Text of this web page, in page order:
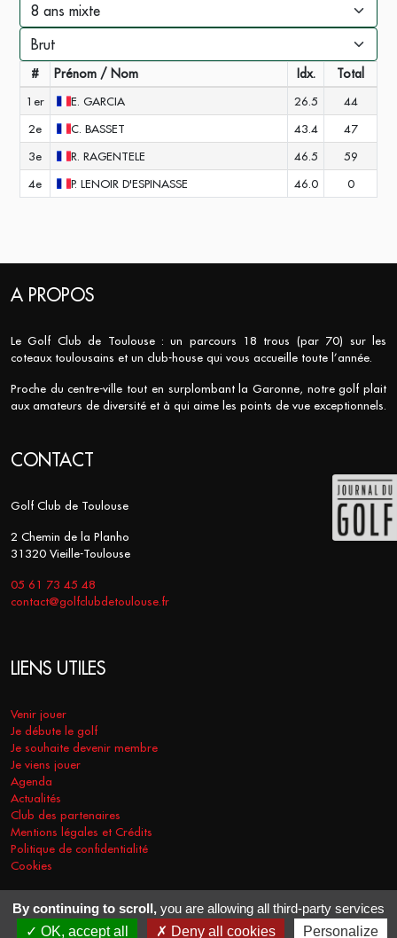
# Prénom / Nom Idx. Total
1er E. GARCIA 26.5
44
2e
C. BASSET 43.4
47
3e
R. RAGENTELE 46.5
59
4e
P. LENOIR D'ESPINASSE 46.0 0
A PROPOS
Le Golf Club de Toulouse : un parcours 18 trous (par 70) sur les
coteaux toulousains et un club-house qui vous accueille toute l’année.
Proche du centre-ville tout en surplombant la Garonne, notre golf plait
aux amateurs de diversité et à qui aime les points de vue exceptionnels.
CONTACT
Golf Club de Toulouse
2 Chemin de la Planho
31320 Vieille-Toulouse
05 61 73 45 48
contact@golfclubdetoulouse.fr
LIENS UTILES
Venir jouer
Je débute le golf
Je souhaite devenir membre
Je viens jouer
Agenda
Actualités
Club des partenaires
Mentions légales et Crédits
Politique de confidentialité
Cookies
COPYRIGHT © 2026 - GOLF CLUB DE TOULOUSE. TOUS DROITS
By continuing to scroll, you are allowing all third-party services
OK, accept all
Deny all cookies Personalize